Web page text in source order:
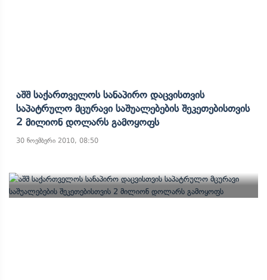
Აშშ Საქართველოს Სანაპირო Დაცვისთვის
Საპატრულო Მცურავი Საშუალებების Შეკეთებისთვის
2 Მილიონ Დოლარს Გამოყოფს
30 ნოემბერი 2010, 08:50